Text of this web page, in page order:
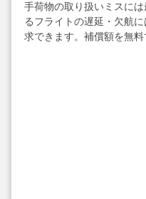
手荷物の取り扱いミスに
るフライトの遅延・欠航
求できます。補償額を無料